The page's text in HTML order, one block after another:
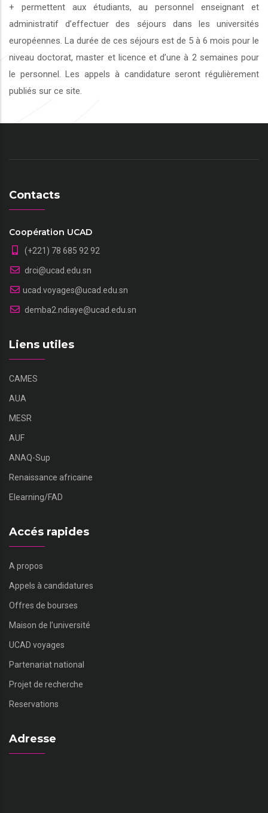
+ permettent aux étudiants, au personnel enseignant et
administratif d’effectuer des séjours dans les universités
européennes. La durée de ces séjours est de 5 à 6 mois pour le
niveau doctorat, master et licence et d’une à 2 semaines pour
le personnel. Les appels à candidature seront régulièrement
publiés sur ce site.
Contacts
Coopération UCAD
(+221) 78 685 92 92
drci@ucad.edu.sn
ucad.voyages@ucad.edu.sn
demba2.ndiaye@ucad.edu.sn
Liens utiles
CAMES
AUA
MESR
AUF
ANAQ-Sup
Renaissance africaine
Elearning/FAD
Accés rapides
A propos
Appels à candidatures
Offres de bourses
Maison de l’université
UCAD voyages
Partenariat national
Projet de recherche
Reservations
Adresse